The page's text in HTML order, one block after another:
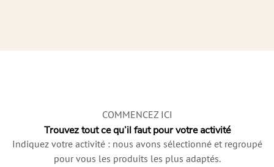
COMMENCEZ ICI
Trouvez tout ce qu’il faut pour votre activité
Indiquez votre activité : nous avons sélectionné et regroupé
pour vous les produits les plus adaptés.